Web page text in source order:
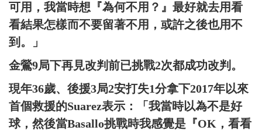
可用，我當時想『為何不用？』最好就去用看
看結果怎樣而不要留著不用，或許之後也用不
到。」
金鶯9局下再見改判前已挑戰2次都成功改判。
現年36歲、後援3局2安打失1分拿下2017年以來
首個救援的Suarez表示：「我當時以為不是好
球，然後當Basallo挑戰時我感覺是『OK，看看